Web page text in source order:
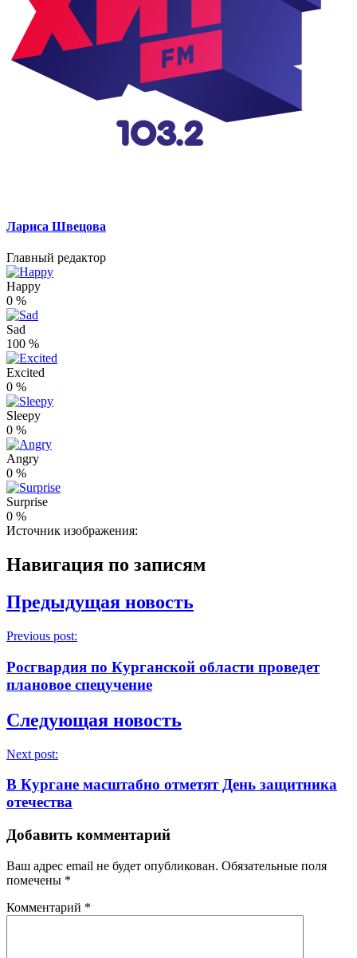
Лариса Швецова
Главный редактор
Happy
0 %
Sad
100 %
Excited
0 %
Sleepy
0 %
Angry
0 %
Surprise
0 %
Источник изображения:
Навигация по записям
Предыдущая новость
Previous post:
Росгвардия по Курганской области проведет
плановое спецучение
Следующая новость
Next post:
В Кургане масштабно отметят День защитника
отечества
Добавить комментарий
Ваш адрес email не будет опубликован. Обязательные поля
помечены *
Комментарий *